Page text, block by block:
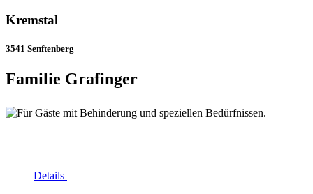
Kremstal
3541 Senftenberg
Familie Grafinger
Details